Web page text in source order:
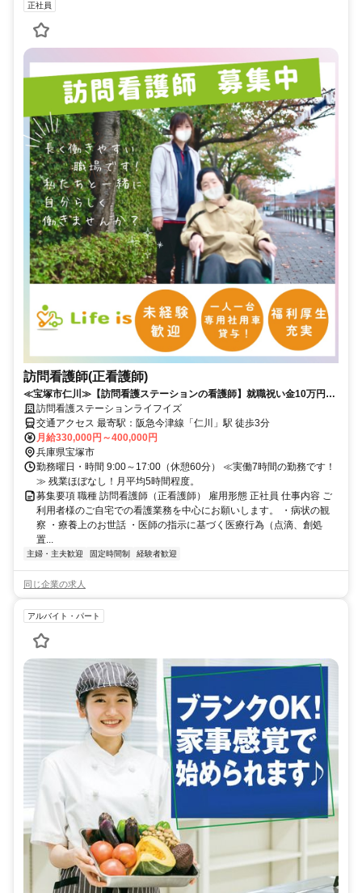
正社員
訪問看護師(正看護師)
≪宝塚市仁川≫【訪問看護ステーションの看護師】就職祝い金10万円
♪20～40代活躍！要正看護師資格！
訪問看護ステーションライフイズ
交通アクセス 最寄駅：阪急今津線「仁川」駅 徒歩3分
月給330,000円～400,000円
兵庫県宝塚市
勤務曜日・時間 9:00～17:00（休憩60分） ≪実働7時間の勤務です！
≫ 残業ほぼなし！月平均5時間程度。
募集要項 職種 訪問看護師（正看護師） 雇用形態 正社員 仕事内容 ご
利用者様のご自宅での看護業務を中心にお願いします。 ・病状の観
察 ・療養上のお世話 ・医師の指示に基づく医療行為（点滴、創処
置...
主婦・主夫歓迎 固定時間制 経験者歓迎
同じ企業の求人
アルバイト・パート